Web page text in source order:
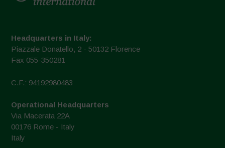
Headquarters in Italy:
Piazzale Donatello, 2 - 50132 Florence
Fax 055-350281
C.F.: 94192980483
Operational Headquarters
Via Macerata 22A
00176 Rome - Italy
Italy